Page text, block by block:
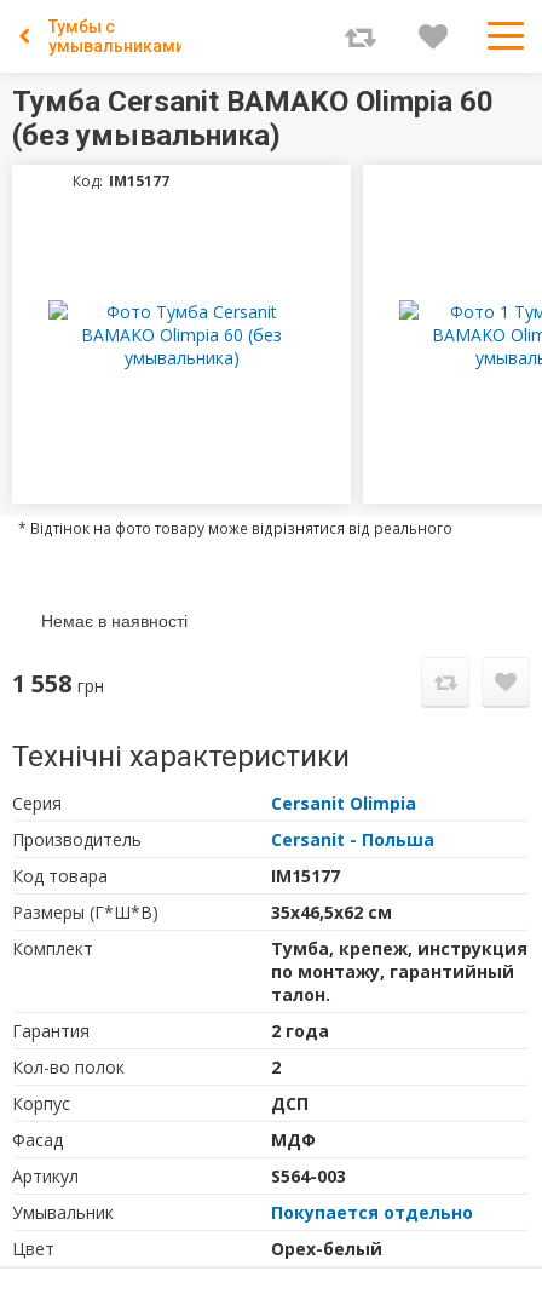
Тумбы с
умывальниками
Тумба Cersanit BAMAKO Olimpia 60
(без умывальника)
Код: IM15177
* Відтінок на фото товару може відрізнятися від реального
Немає в наявності
1 558 грн
Технічні характеристики
Серия
Cersanit Olimpia
Производитель
Cersanit - Польша
Код товара
IM15177
Размеры (Г*Ш*В)
35х46,5х62 см
Комплект
Тумба, крепеж, инструкция
по монтажу, гарантийный
талон.
Гарантия
2 года
Кол-во полок
2
Корпус
ДСП
Фасад
МДФ
Артикул
S564-003
Умывальник
Покупается отдельно
Цвет
Орех-белый